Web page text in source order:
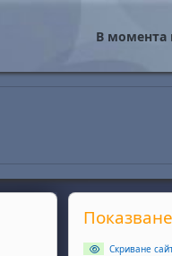
В момента
Прескочи
Скриване